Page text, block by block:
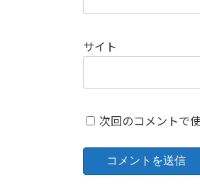
サイト
次回のコメントで